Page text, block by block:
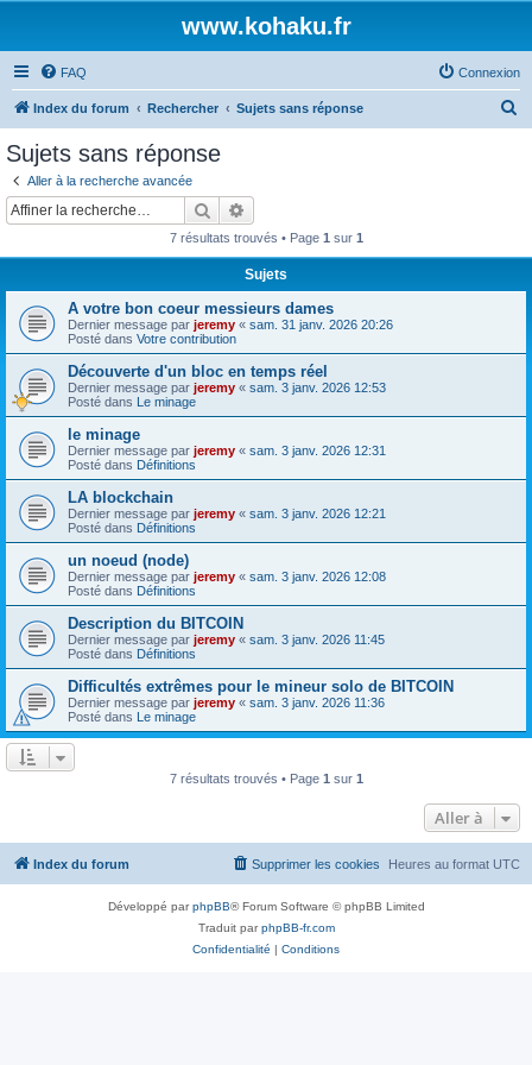
www.kohaku.fr
FAQ Connexion
Index du forum Rechercher Sujets sans réponse
Sujets sans réponse
Aller à la recherche avancée
Rechercher
7 résultats trouvés • Page 1 sur 1
Sujets
A votre bon coeur messieurs dames
Dernier message par jeremy « sam. 31 janv. 2026 20:26
Posté dans Votre contribution
Découverte d'un bloc en temps réel
Dernier message par jeremy « sam. 3 janv. 2026 12:53
Posté dans Le minage
le minage
Dernier message par jeremy « sam. 3 janv. 2026 12:31
Posté dans Définitions
LA blockchain
Dernier message par jeremy « sam. 3 janv. 2026 12:21
Posté dans Définitions
un noeud (node)
Dernier message par jeremy « sam. 3 janv. 2026 12:08
Posté dans Définitions
Description du BITCOIN
Dernier message par jeremy « sam. 3 janv. 2026 11:45
Posté dans Définitions
Difficultés extrêmes pour le mineur solo de BITCOIN
Dernier message par jeremy « sam. 3 janv. 2026 11:36
Posté dans Le minage
7 résultats trouvés • Page 1 sur 1
Aller à
Index du forum Heures au format UTC
Supprimer les cookies
Développé parphpBB® Forum Software © phpBB Limited
Traduit parphpBB-fr.com
Confidentialité | Conditions